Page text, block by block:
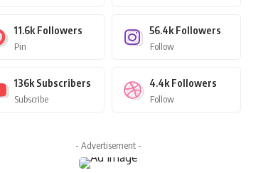
11.6k Followers
Pin
56.4k Followers
Follow
136k Subscribers
Subscribe
4.4k Followers
Follow
- Advertisement -